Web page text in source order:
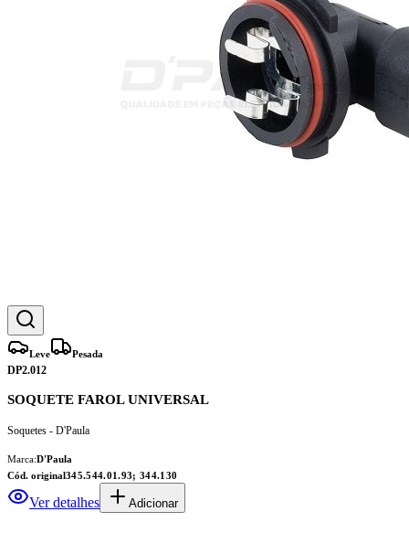
Leve Pesada
DP2.012
SOQUETE FAROL UNIVERSAL
Soquetes - D'Paula
Marca:D'Paula
Cód. original345.544.01.93; 344.130
Ver detalhes Adicionar